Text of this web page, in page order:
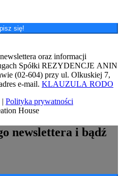
się!
oraz informacji
Spółki REZYDENCJE ANIN
(02-604) przy ul. Olkuskiej 7,
e-mail. KLAUZULA RODO
Polityka prywatności
House
newslettera i bądź